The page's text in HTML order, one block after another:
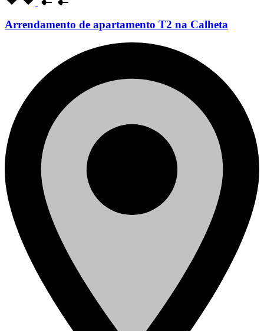
Arrendamento de apartamento T2 na Calheta